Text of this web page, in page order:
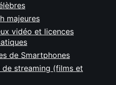
majeures
vidéo et licences
de Smartphones
streaming (films et